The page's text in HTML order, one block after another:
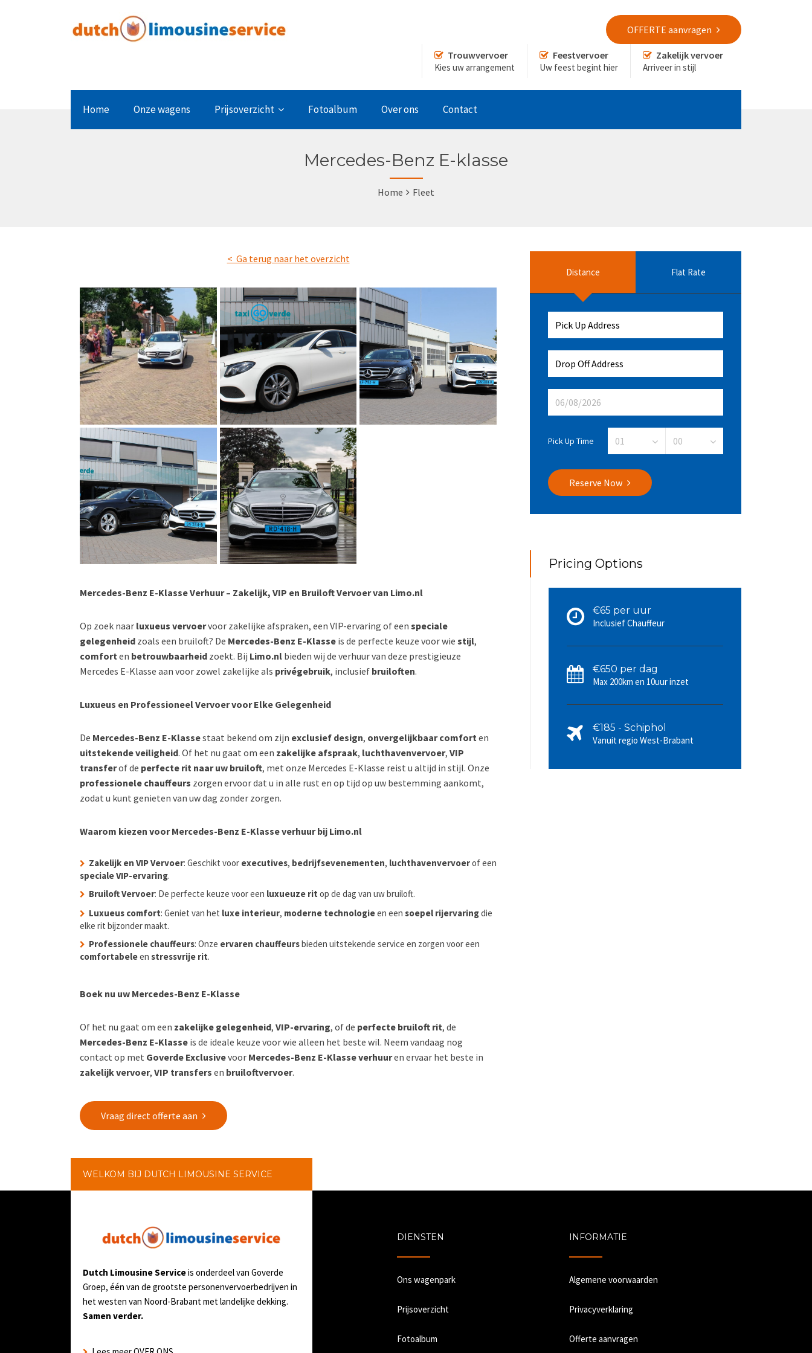
OFFERTE aanvragen
Trouwvervoer
Kies uw arrangement
Feestvervoer
Uw feest begint hier
Zakelijk vervoer
Arriveer in stijl
Home Onze wagens Prijsoverzicht Fotoalbum Over ons Contact
Mercedes-Benz E-klasse
Home Fleet
< Ga terug naar het overzicht
Mercedes-Benz E-Klasse Verhuur – Zakelijk, VIP en Bruiloft Vervoer van Limo.nl
Op zoek naar luxueus vervoervoor zakelijke afspraken, een VIP-ervaring of een speciale
gelegenheid zoals een bruiloft? De Mercedes-Benz E-Klasse is de perfecte keuze voor wie stijl,
comforten betrouwbaarheid zoekt. Bij Limo.nl bieden wij de verhuur van deze prestigieuze
Mercedes E-Klasse aan voor zowel zakelijke als privégebruik, inclusief bruiloften.
Luxueus en Professioneel Vervoer voor Elke Gelegenheid
De Mercedes-Benz E-Klassestaat bekend om zijn exclusief design, onvergelijkbaar comforten
uitstekende veiligheid. Of het nu gaat om een zakelijke afspraak, luchthavenvervoer, VIP
transferof de perfecte rit naar uw bruiloft, met onze Mercedes E-Klasse reist u altijd in stijl. Onze
professionele chauffeurs zorgen ervoor dat u in alle rust en op tijd op uw bestemming aankomt,
zodat u kunt genieten van uw dag zonder zorgen.
Waarom kiezen voor Mercedes-Benz E-Klasse verhuur bij Limo.nl
Zakelijk en VIP Vervoer: Geschikt voor executives, bedrijfsevenementen, luchthavenvervoerof een
speciale VIP-ervaring.
Bruiloft Vervoer: De perfecte keuze voor een luxueuze rit op de dag van uw bruiloft.
Luxueus comfort: Geniet van het luxe interieur, moderne technologieen een soepel rijervaringdie
elke rit bijzonder maakt.
Professionele chauffeurs: Onze ervaren chauffeursbieden uitstekende service en zorgen voor een
comfortabeleen stressvrije rit.
Boek nu uw Mercedes-Benz E-Klasse
Of het nu gaat om een zakelijke gelegenheid, VIP-ervaring, of de perfecte bruiloft rit, de
Mercedes-Benz E-Klasse is de ideale keuze voor wie alleen het beste wil. Neem vandaag nog
contact op met Goverde Exclusivevoor Mercedes-Benz E-Klasse verhuuren ervaar het beste in
zakelijk vervoer, VIP transfers en bruiloftvervoer.
Vraag direct offerte aan
Distance Flat Rate
Pick Up Time
Reserve Now
Pricing Options
€65 per uur
Inclusief Chauffeur
€650 per dag
Max 200km en 10uur inzet
€185 - Schiphol
Vanuit regio West-Brabant
WELKOM BIJ DUTCH LIMOUSINE SERVICE
Dutch Limousine Serviceis onderdeel van Goverde
Groep, één van de grootste personenvervoerbedrijven in
het westen van Noord-Brabant met landelijke dekking.
Samen verder.
DIENSTEN
Ons wagenpark
Prijsoverzicht
Fotoalbum
INFORMATIE
Algemene voorwaarden
Privacyverklaring
Offerte aanvragen